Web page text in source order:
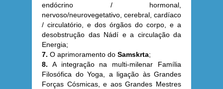
endócrino / hormonal,
nervoso/neurovegetativo, cerebral, cardíaco
/ circulatório, e dos órgãos do corpo, e a
desobstrução das Nádí e a circulação da
Energia;
7. O aprimoramento do Samskrta;
8. A integração na multi-milenar Família
Filosófica do Yoga, a ligação às Grandes
Forças Cósmicas, e aos Grandes Mestres